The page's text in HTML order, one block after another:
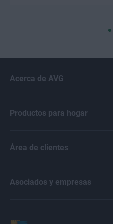
Acerca de AVG
Productos para hogar
Área de clientes
Asociados y empresas